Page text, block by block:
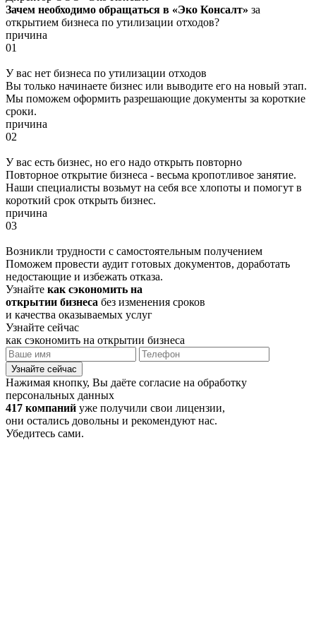
Зачем необходимо обращаться в «Эко Консалт» за
открытием бизнеса по утилизации отходов?
причина
01
У вас нет бизнеса по утилизации отходов
Вы только начинаете бизнес или выводите его на новый этап.
Мы поможем оформить разрешающие документы за короткие
сроки.
причина
02
У вас есть бизнес, но его надо открыть повторно
Повторное открытие бизнеса - весьма кропотливое занятие.
Наши специалисты возьмут на себя все хлопоты и помогут в
короткий срок открыть бизнес.
причина
03
Возникли трудности с самостоятельным получением
Поможем провести аудит готовых документов, доработать
недостающие и избежать отказа.
Узнайте как сэкономить на
открытии бизнеса без изменения сроков
и качества оказываемых услуг
Узнайте сейчас
как сэкономить на открытии бизнеса
Узнайте сейчас
Нажимая кнопку, Вы даёте согласие на обработку
персональных данных
417 компаний уже получили свои лицензии,
они остались довольны и рекомендуют нас.
Убедитесь сами.